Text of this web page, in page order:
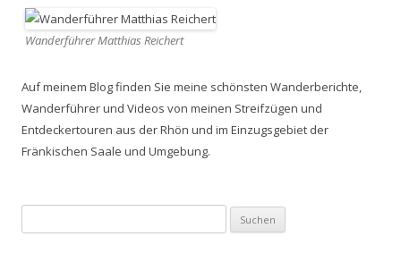
Wanderführer Matthias Reichert
Auf meinem Blog finden Sie meine schönsten Wanderberichte,
Wanderführer und Videos von meinen Streifzügen und
Entdeckertouren aus der Rhön und im Einzugsgebiet der
Fränkischen Saale und Umgebung.
nach: